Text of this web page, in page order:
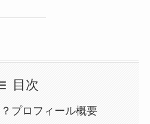
目次
プロフィール概要